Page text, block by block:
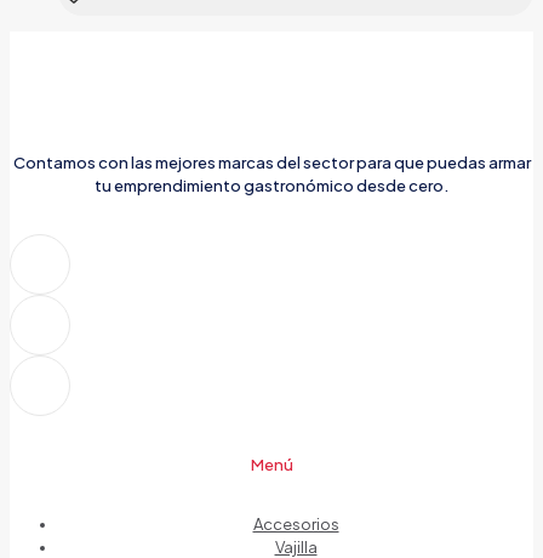
Contamos con las mejores marcas del sector para que puedas armar
tu emprendimiento gastronómico desde cero.
Menú
Accesorios
Vajilla